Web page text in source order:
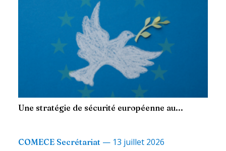
Une stratégie de sécurité européenne au...
COMECE Secrétariat — 13 juillet 2026